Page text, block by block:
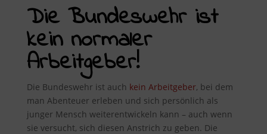
Die Bundeswehr ist
kein normaler
Arbeitgeber!
Die Bundeswehr ist auch kein Arbeitgeber, bei dem
man Abenteuer erleben und sich persönlich als
junger Mensch weiterentwickeln kann – auch wenn
sie versucht, sich diesen Anstrich zu geben. Die